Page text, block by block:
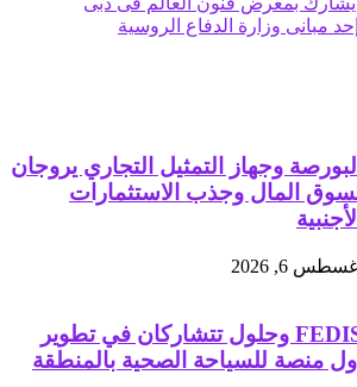
مبانى وزارة الدفاع الروسية
البورصة وجهاز التمثيل التجاري يروجان
المال وجذب الاستثمارات
الأجنبية
أغسطس 6, 2026
FEDIS وحلول تتشاركان في تطوير
أول منصة للسياحة الصحية بالمنطقة